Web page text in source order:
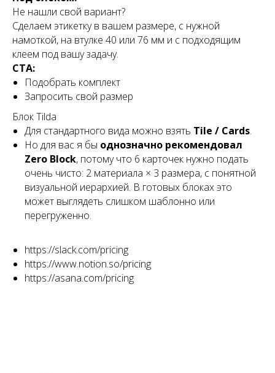
Не нашли свой вариант?
Сделаем этикетку в вашем размере, с нужной
намоткой, на втулке 40 или 76 мм и с подходящим
клеем под вашу задачу.
CTA:
Подобрать комплект
Запросить свой размер
Блок Tilda
Для стандартного вида можно взять Tile / Cards.
Но для вас я бы однозначно рекомендовал
Zero Block, потому что 6 карточек нужно подать
очень чисто: 2 материала × 3 размера, с понятной
визуальной иерархией. В готовых блоках это
может выглядеть слишком шаблонно или
перегруженно.
https://slack.com/pricing
https://www.notion.so/pricing
https://asana.com/pricing